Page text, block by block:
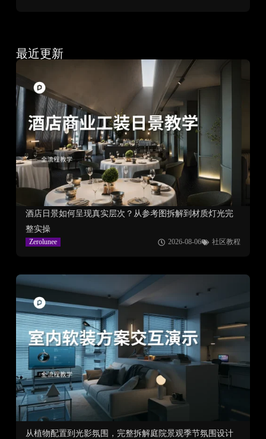
最近更新
酒店日景如何呈现真实层次？从参考图拆解到材质灯光完
整实操
Zerolunee 2026-08-06 社区教程
从植物配置到光影氛围，完整拆解庭院景观季节氛围设计